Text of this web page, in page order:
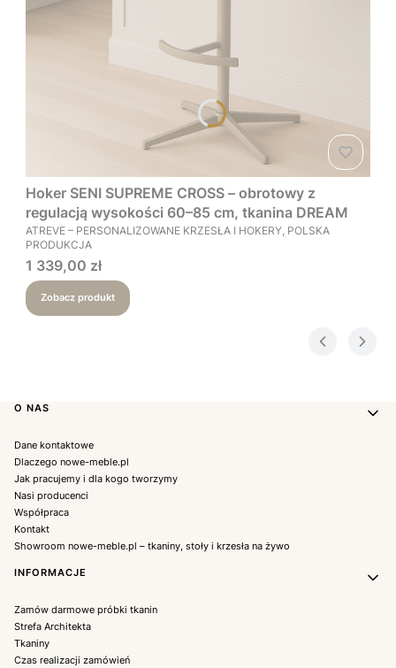
Hoker SENI SUPREME CROSS – obrotowy z
regulacją wysokości 60–85 cm, tkanina DREAM
PRODUCENT
ATREVE – PERSONALIZOWANE KRZESŁA I HOKERY, POLSKA
PRODUKCJA
Cena
1 339,00 zł
Zobacz produkt
Linki w stopce
O NAS
Dane kontaktowe
Dlaczego nowe-meble.pl
Jak pracujemy i dla kogo tworzymy
Nasi producenci
Współpraca
Kontakt
Showroom nowe-meble.pl – tkaniny, stoły i krzesła na żywo
INFORMACJE
Zamów darmowe próbki tkanin
Strefa Architekta
Tkaniny
Czas realizacji zamówień